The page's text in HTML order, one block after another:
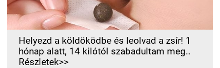
Helyezd a köldöködbe és leolvad a zsír! 1
hónap alatt, 14 kilótól szabadultam meg..
Részletek>>